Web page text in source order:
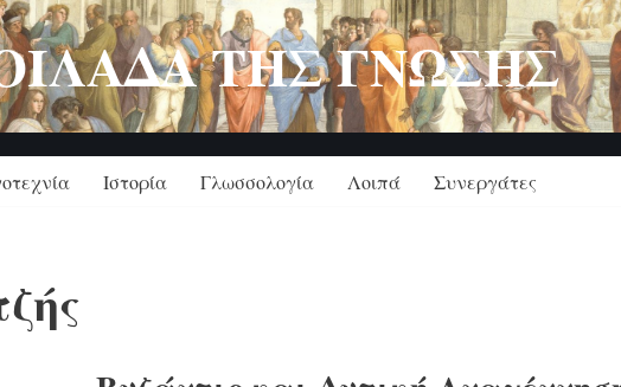
ΤΗΣ ΓΝΩΣΗΣ
Ιστορία Γλωσσολογία Λοιπά Συνεργάτες